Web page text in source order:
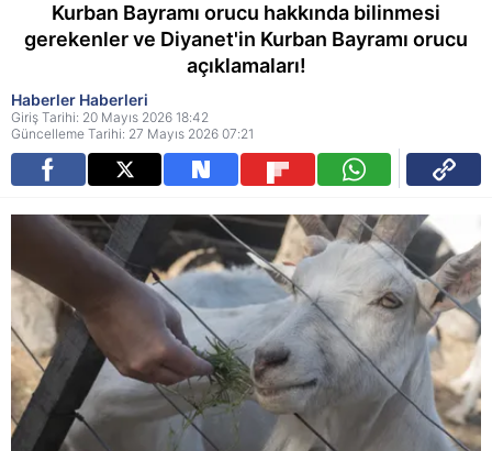
Kurban Bayramı orucu hakkında bilinmesi
gerekenler ve Diyanet'in Kurban Bayramı orucu
açıklamaları!
Haberler Haberleri
Giriş Tarihi: 20 Mayıs 2026 18:42
Güncelleme Tarihi: 27 Mayıs 2026 07:21